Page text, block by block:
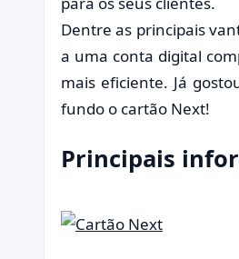
Dentre as principais
a uma conta digital
mais eficiente. Já
fundo o cartão Next!
Principais